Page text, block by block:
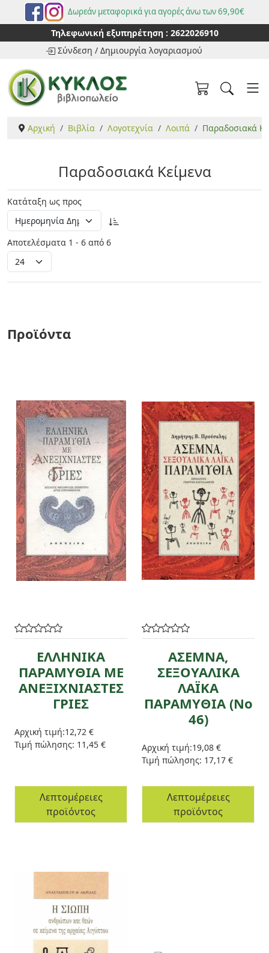
Δωρεάν μεταφορικά για αγορές άνω των 69,90€
Τηλεφωνική εξυπηρέτηση : 2622026910
Σύνδεση / Δημιουργία λογαριασμού
Αρχική Βιβλία Λογοτεχνία Λοιπά Παραδοσιακά
Παραδοσιακά Κείμενα
Κατάταξη ως προς
Αποτελέσματα 1 - 6 από 6
Προϊόντα
ΕΛΛΗΝΙΚΑ
ΠΑΡΑΜΥΘΙΑ ΜΕ
ΑΝΕΞΙΧΝΙΑΣΤΕΣ
ΓΡΙΕΣ
Αρχική τιμή:12,72 €
Τιμή πώλησης: 11,45 €
Λεπτομέρειες
προϊόντος
ΑΣΕΜΝΑ,
ΣΕΞΟΥΑΛΙΚΑ
ΛΑΪΚΑ
ΠΑΡΑΜΥΘΙΑ (No
46)
Αρχική τιμή:19,08 €
Τιμή πώλησης: 17,17 €
Λεπτομέρειες
προϊόντος